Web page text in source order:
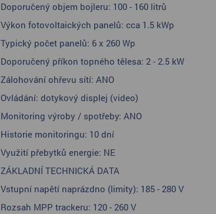
Doporučený objem bojleru: 100 - 160 litrů
Výkon fotovoltaických panelů: cca 1.5 kWp
Typický počet panelů: 6 x 260 Wp
Doporučený příkon topného tělesa: 2 - 2.5 kW
Zálohování ohřevu sítí: ANO
Ovládání: dotykový displej (video)
Monitoring výroby / spotřeby: ANO
Historie monitoringu: 10 dní
Využití přebytků energie: NE
ZÁKLADNÍ TECHNICKÁ DATA
Vstupní napětí naprázdno (limity): 185 - 280 V
Rozsah MPP trackeru: 120 - 260 V